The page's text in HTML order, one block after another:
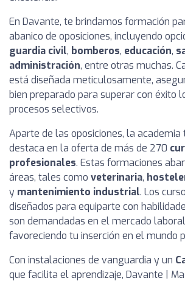
En Davante, te brindamos formación
abanico de oposiciones, incluyendo
guardia civil, bomberos, educación,
administración, entre otras muchas.
está diseñada meticulosamente,
bien preparado para superar con éxito
procesos selectivos.
Aparte de las oposiciones, la academia
destaca en la oferta de más de 270
profesionales. Estas formaciones
áreas, tales como veterinaria,
y mantenimiento industrial. Los
diseñados para equiparte con
son demandadas en el mercado
favoreciendo tu inserción en el mundo
Con instalaciones de vanguardia y un
que facilita el aprendizaje, Davante |